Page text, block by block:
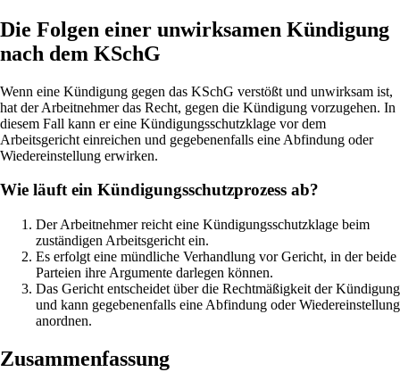
Die Folgen einer unwirksamen Kündigung
nach dem KSchG
Wenn eine Kündigung gegen das KSchG verstößt und unwirksam ist,
hat der Arbeitnehmer das Recht, gegen die Kündigung vorzugehen. In
diesem Fall kann er eine Kündigungsschutzklage vor dem
Arbeitsgericht einreichen und gegebenenfalls eine Abfindung oder
Wiedereinstellung erwirken.
Wie läuft ein Kündigungsschutzprozess ab?
Der Arbeitnehmer reicht eine Kündigungsschutzklage beim
zuständigen Arbeitsgericht ein.
Es erfolgt eine mündliche Verhandlung vor Gericht, in der beide
Parteien ihre Argumente darlegen können.
Das Gericht entscheidet über die Rechtmäßigkeit der Kündigung
und kann gegebenenfalls eine Abfindung oder Wiedereinstellung
anordnen.
Zusammenfassung